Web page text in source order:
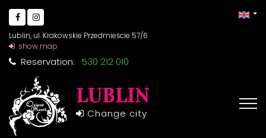
Lublin, ul. Krakowskie Przedmieście 57/6
show map
Reservation: 530 212 010
LUBLIN
Change city